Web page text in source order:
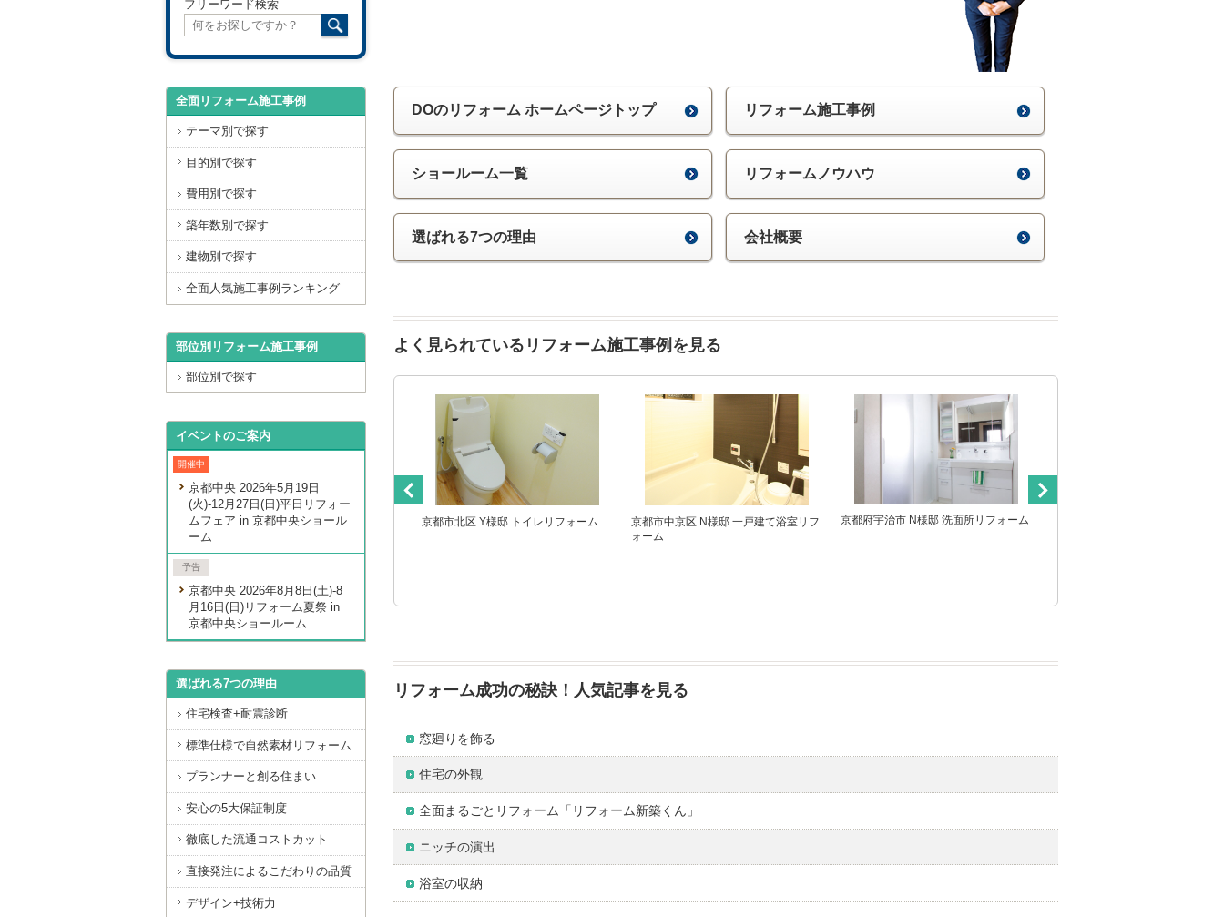
DOのリフォーム ホームページトップ リフォーム施工事例
ショールーム一覧 リフォームノウハウ
選ばれる7つの理由 会社概要
よく見られているリフォーム施工事例を見る
京都市中京区 K様邸 マンション改装工
シンプル＆ナチュラルな明るい
京都市北区 Y様邸 トイレリフォーム
京都市中京区 N様邸 一戸建て浴室リフ
ォーム
京都府宇治市 N様邸 洗面所リフォーム
リフォーム成功の秘訣！人気記事を見る
窓廻りを飾る
住宅の外観
全面まるごとリフォーム「リフォーム新築くん」
ニッチの演出
浴室の収納
フリーワード検索
全面リフォーム施工事例
テーマ別で探す
目的別で探す
費用別で探す
築年数別で探す
建物別で探す
全面人気施工事例ランキング
部位別リフォーム施工事例
部位別で探す
イベントのご案内
開催中
京都中央 2026年5月19日
(火)-12月27日(日)平日リフォー
ムフェア in 京都中央ショール
ーム
予告
京都中央 2026年8月8日(土)-8
月16日(日)リフォーム夏祭 in
京都中央ショールーム
選ばれる7つの理由
住宅検査+耐震診断
標準仕様で自然素材リフォーム
プランナーと創る住まい
安心の5大保証制度
徹底した流通コストカット
直接発注によるこだわりの品質
デザイン+技術力